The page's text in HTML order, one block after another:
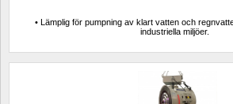
• Lämplig för pumpning av klart vatten och
industriella miljöer.